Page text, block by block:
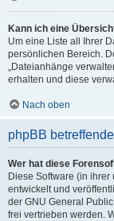
Kann ich eine
Um eine Liste all Ihrer
persönlichen Bereich.
„Dateianhänge
erhalten und diese
Nach oben
phpBB
Wer hat diese
Diese Software (in
entwickelt und
der GNU General
frei vertrieben werden.